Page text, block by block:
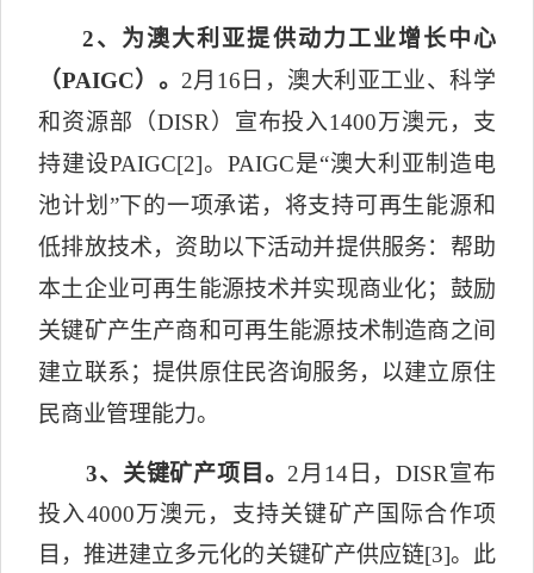
2、为澳大利亚提供动力工业增长中心
（PAIGC）。 2月 16 日，澳大利亚工业、科学
和资源部（DISR ）宣布投入1400万澳元，支
持建设PAIGC[2]。PAIGC是“澳大利亚制造电
池计划”下的一项承诺，将支持可再生能源和
低排放技术，资助以下活动并提供服务：帮助
本土企业可再生能源技术并实现商业化；鼓励
关键矿产生产商和可再生能源技术制造商之间
建立联系；提供原住民咨询服务，以建立原住
民商业管理能力。
3、关键矿产项目。 2月14日，DISR宣布
投入4000万澳元，支持关键矿产国际合作项
目，推进建立多元化的关键矿产供应链[3]。此